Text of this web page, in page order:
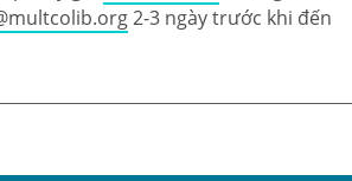
2-3 ngày trước khi đến